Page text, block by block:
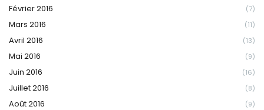
Février 2016 (7)
Mars 2016 (11)
Avril 2016 (13)
Mai 2016 (9)
Juin 2016 (16)
Juillet 2016 (8)
Août 2016 (9)